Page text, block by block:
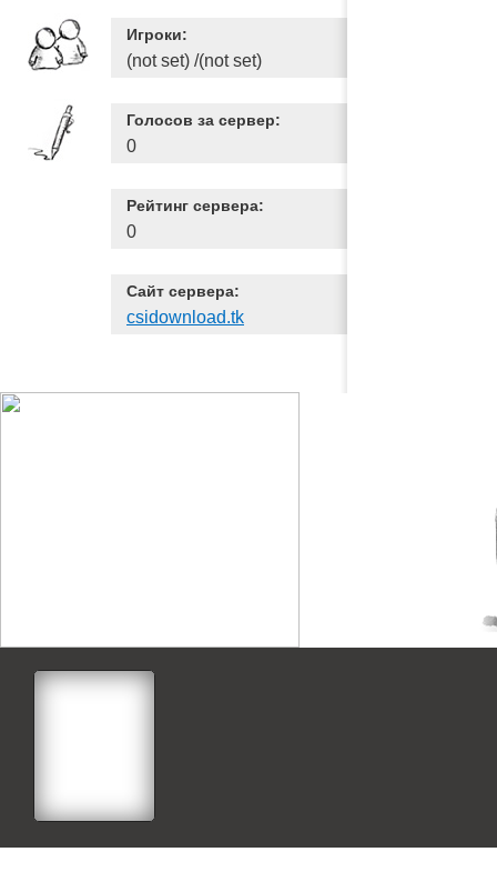
Игроки:
(not set) /(not set)
Голосов за сервер:
0
Рейтинг сервера:
0
Сайт сервера:
csidownload.tk